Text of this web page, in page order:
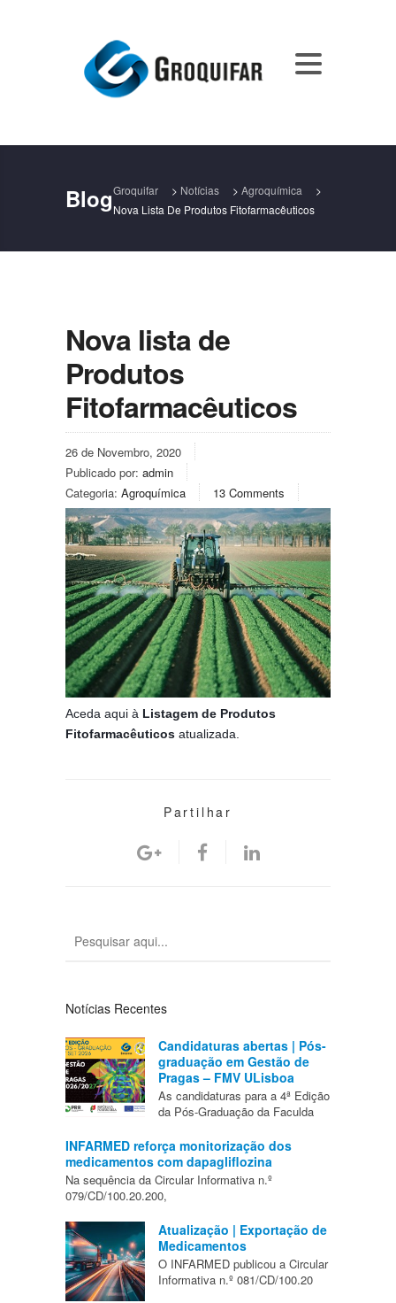
BlogGroquifar > Notícias > Agroquímica
>
Nova Lista De Produtos Fitofarmacêuticos
Nova lista de
Produtos
Fitofarmacêuticos
26 de Novembro, 2020
Publicado por: admin
Categoria: Agroquímica 13 Comments
Aceda aqui à Listagem de Produtos
Fitofarmacêuticos atualizada.
Partilhar
Notícias Recentes
Candidaturas abertas | Pós-
graduação em Gestão de
Pragas – FMV ULisboa
As candidaturas para a 4ª Edição
da Pós-Graduação da Faculda
INFARMED reforça monitorização dos
medicamentos com dapagliflozina
Na sequência da Circular Informativa n.º
079/CD/100.20.200,
Atualização | Exportação de
Medicamentos
O INFARMED publicou a Circular
Informativa n.º 081/CD/100.20